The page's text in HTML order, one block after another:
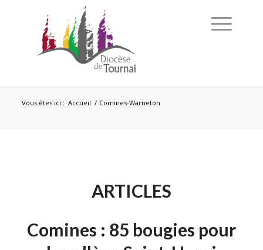
Vous êtes ici : Accueil / Comines-Warneton
ARTICLES
Comines : 85 bougies pour